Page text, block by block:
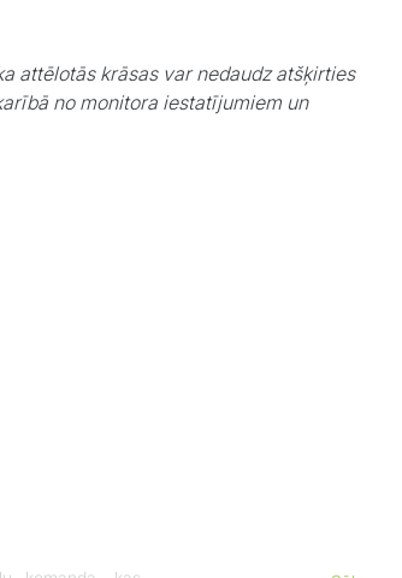
attēlotās krāsas var nedaudz atšķirties
no monitora iestatījumiem un